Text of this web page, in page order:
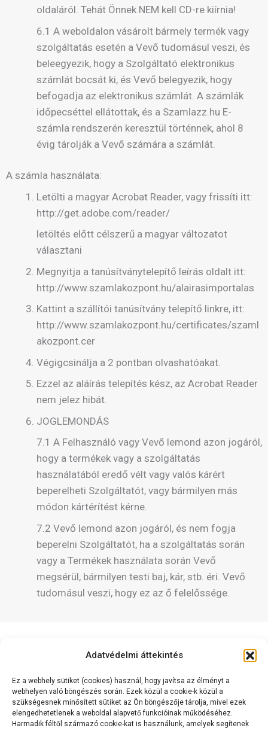
Adatvédelmi áttekintés
Ez a webhely sütiket (cookies) használ, hogy javítsa az élményt a
webhelyen való böngészés során. Ezek közül a cookie-k közül a
szükségesnek minősített sütiket az Ön böngészője tárolja, mivel ezek
elengedhetetlenek a weboldal alapvető funkcióinak működéséhez.
Harmadik féltől származó cookie-kat is használunk, amelyek segítenek
oldaláról. Tehát Önnek NEM kell CD-re kiírnia!
6.1 A weboldalon vásárolt bármely termék vagy
szolgáltatás esetén a Vevő tudomásul veszi, és
beleegyezik, hogy a Szolgáltató elektronikus
számlát bocsát ki, és Vevő belegyezik, hogy
befogadja az elektronikus számlát. A számlák
időpecséttel ellátottak, és a Szamlazz.hu E-
számla rendszerén keresztül történnek, ahol 8
évig tárolják a Vevő számára a számlát.
A számla használata:
Letölti a magyar Acrobat Reader, vagy frissíti itt:
http://get.adobe.com/reader/
letöltés előtt célszerű a magyar változatot
választani
Megnyitja a tanúsítványtelepítő leírás oldalt itt:
http://www.szamlakozpont.hu/alairasimportalas
Kattint a szállítói tanúsítvány telepítő linkre, itt:
http://www.szamlakozpont.hu/certificates/szaml
akozpont.cer
Végigcsinálja a 2 pontban olvashatóakat.
Ezzel az aláírás telepítés kész, az Acrobat Reader
nem jelez hibát.
JOGLEMONDÁS
7.1 A Felhasználó vagy Vevő lemond azon jogáról,
hogy a termékek vagy a szolgáltatás
használatából eredő vélt vagy valós kárért
beperelheti Szolgáltatót, vagy bármilyen más
módon kártérítést kérne.
7.2 Vevő lemond azon jogáról, és nem fogja
beperelni Szolgáltatót, ha a szolgáltatás során
vagy a Termékek használata során Vevő
megsérül, bármilyen testi baj, kár, stb. éri. Vevő
tudomásul veszi, hogy ez az ő felelőssége.
Kapcsolat